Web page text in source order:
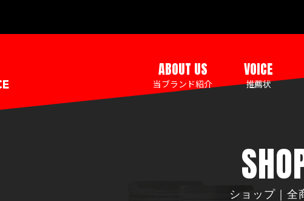
ABOUT US
当ブランド紹介
VOICE
推薦状
ショップ｜全